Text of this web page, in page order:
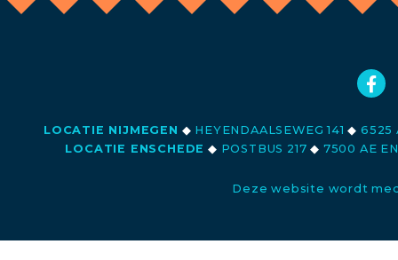
LOCATIE NIJMEGEN ◆ HEYENDAALSEWEG 141◆ 6525
LOCATIE ENSCHEDE ◆ POSTBUS 217◆ 7500 AE
Deze website wordt